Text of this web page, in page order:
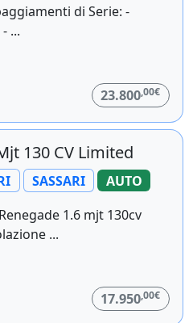
di Serie: -
...
23.800,00€
130 CV Limited
SASSARI
AUTO
1.6 mjt 130cv
...
17.950,00€